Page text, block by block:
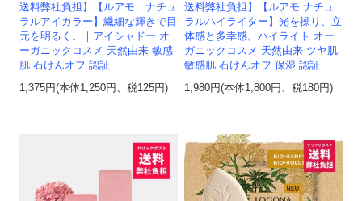
送料弊社負担】【ルアモ ナチュ
ラルアイカラー】繊細な輝きで目
元を明るく。｜アイシャドー オ
ーガニックコスメ 天然由来 敏感
肌 石けんオフ 認証
1,375円(本体1,250円、税125円)
送料弊社負担】【ルアモ ナチュ
ラルハイライター】光を操り、立
体感と多幸感。ハイライト オー
ガニックコスメ 天然由来 ツヤ肌
敏感肌 石けんオフ 保湿 認証
1,980円(本体1,800円、税180円)